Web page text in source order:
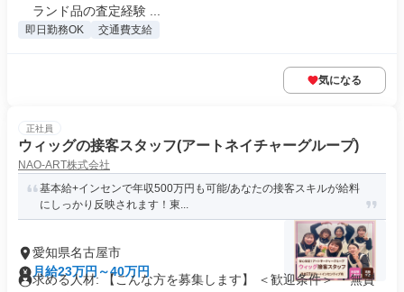
ランド品の査定経験 ...
即日勤務OK 交通費支給
気になる
正社員
ウィッグの接客スタッフ(アートネイチャーグループ)
NAO-ART株式会社
基本給+インセンで年収500万円も可能/あなたの接客スキルが給料
にしっかり反映されます！東...
愛知県名古屋市
月給23万円～40万円
求める人材: 【こんな方を募集します】 ＜歓迎条件＞ ・無資